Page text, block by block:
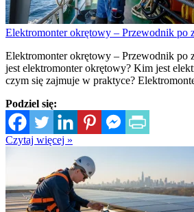
Elektromonter okrętowy – Przewodnik po
Elektromonter okrętowy – Przewodnik po
jest elektromonter okrętowy? Kim jest
czym się zajmuje w praktyce?
Podziel się:
Czytaj więcej »